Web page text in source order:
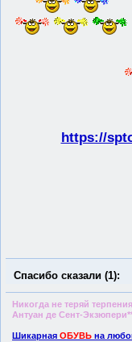
https://
Спасибо сказали (1):
Никогда не теряй
Антуан де Сент-
Шикарная ОБУВЬ на